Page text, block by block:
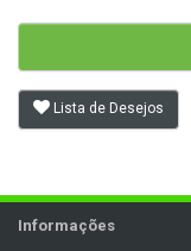
Lista de Desejos
Informações